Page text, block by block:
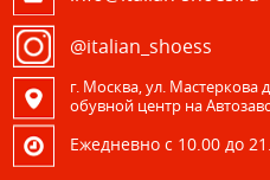
@italian_shoess
г. Москва, ул. Мастеркова
обувной центр на
Eжедневно с 10.00 до